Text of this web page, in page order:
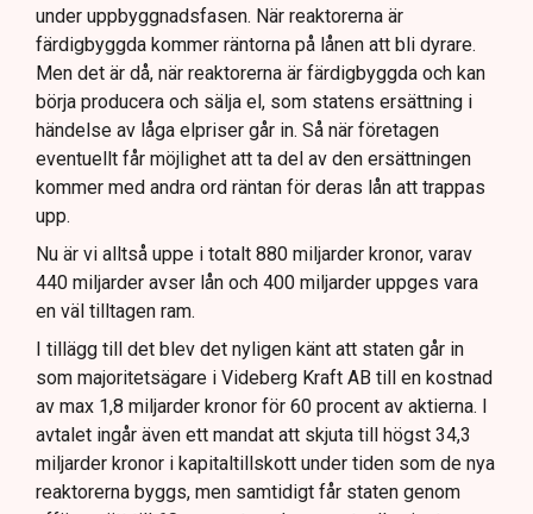
under uppbyggnadsfasen. När reaktorerna är
färdigbyggda kommer räntorna på lånen att bli dyrare.
Men det är då, när reaktorerna är färdigbyggda och kan
börja producera och sälja el, som statens ersättning i
händelse av låga elpriser går in. Så när företagen
eventuellt får möjlighet att ta del av den ersättningen
kommer med andra ord räntan för deras lån att trappas
upp.
Nu är vi alltså uppe i totalt 880 miljarder kronor, varav
440 miljarder avser lån och 400 miljarder uppges vara
en väl tilltagen ram.
I tillägg till det blev det nyligen känt att staten går in
som majoritetsägare i Videberg Kraft AB till en kostnad
av max 1,8 miljarder kronor för 60 procent av aktierna. I
avtalet ingår även ett mandat att skjuta till högst 34,3
miljarder kronor i kapitaltillskott under tiden som de nya
reaktorerna byggs, men samtidigt får staten genom